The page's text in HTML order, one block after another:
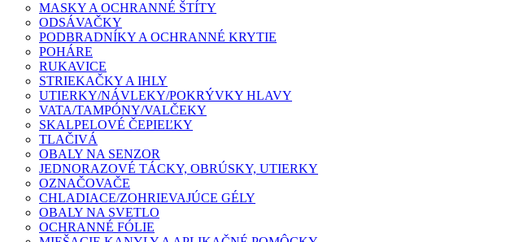
MASKY A OCHRANNÉ ŠTÍTY
ODSÁVAČKY
PODBRADNÍKY A OCHRANNÉ KRYTIE
POHÁRE
RUKAVICE
STRIEKAČKY A IHLY
UTIERKY/NÁVLEKY/POKRÝVKY HLAVY
VATA/TAMPÓNY/VALČEKY
SKALPELOVÉ ČEPIEĽKY
TLAČIVÁ
OBALY NA SENZOR
JEDNORAZOVÉ TÁCKY, OBRÚSKY, UTIERKY
OZNAČOVAČE
CHLADIACE/ZOHRIEVAJÚCE GÉLY
OBALY NA SVETLO
OCHRANNÉ FÓLIE